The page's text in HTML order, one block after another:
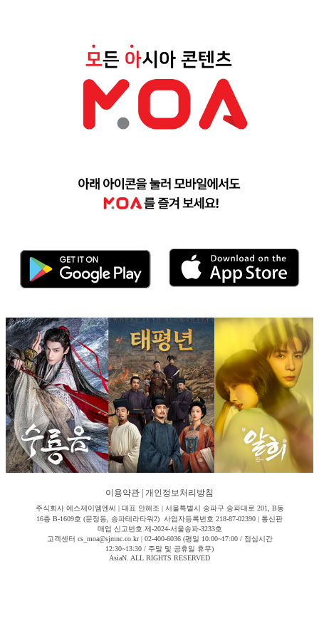
이용약관 개인정보처리방침
주식회사 에스제이엠엔씨 | 대표 안해조 | 서울특별시 송파구 송파대로 201, B동
16층 B-1609호 (문정동, 송파테라타워2) 사업자등록번호 218-87-02390 | 통신판
매업 신고번호 제-2024-서울송파-3233호
고객센터 cs_moa@sjmnc.co.kr | 02-400-6036 (평일 10:00~17:00 / 점심시간
12:30~13:30 / 주말 및 공휴일 휴무)
AsiaN. ALL RIGHTS RESERVED